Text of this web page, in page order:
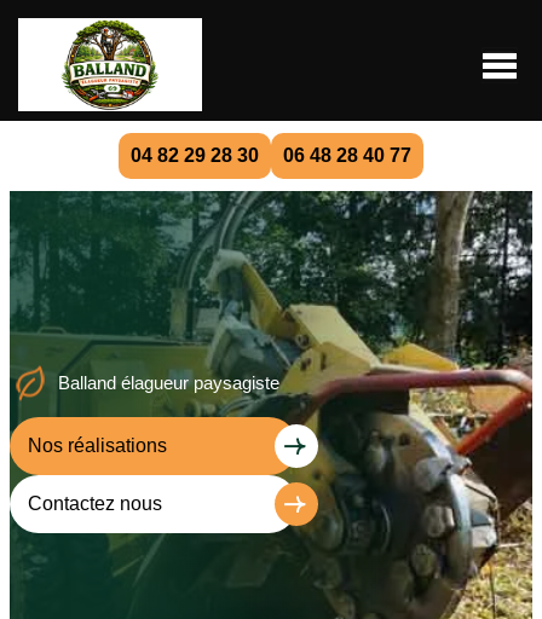
04 82 29 28 30 06 48 28 40 77
Balland élagueur paysagiste
Nos réalisations
Contactez nous